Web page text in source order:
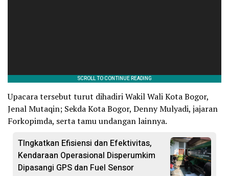
Upacara tersebut turut dihadiri Wakil Wali Kota Bogor,
Jenal Mutaqin; Sekda Kota Bogor, Denny Mulyadi, jajaran
Forkopimda, serta tamu undangan lainnya.
TIngkatkan Efisiensi dan Efektivitas,
Kendaraan Operasional Disperumkim
Dipasangi GPS dan Fuel Sensor